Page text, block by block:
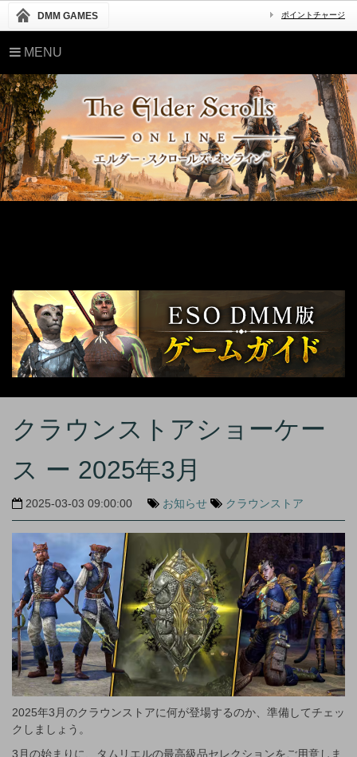
DMM GAMES ポイントチャージ
MENU
クラウンストアショーケー
ス ー 2025年3月
2025-03-03 09:00:00 お知らせ クラウンストア
2025年3月のクラウンストアに何が登場するのか、準備してチェッ
クしましょう。
3月の始まりに、タムリエルの最高級品セレクションをご用意しま